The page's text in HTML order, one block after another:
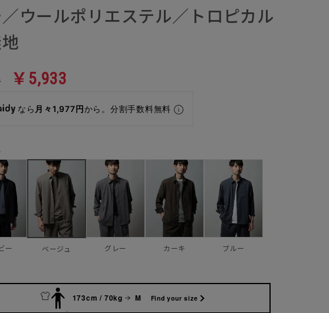
ウールポリエステル／トロピカル
￥5,933
なら 月々1,977円から。分割手数料無料
ー ベージュ グレー カーキ ブルー
173cm / 70kg M Find your size